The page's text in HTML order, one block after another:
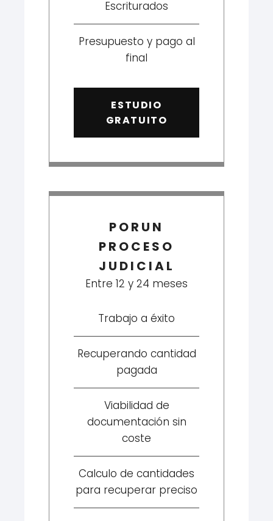
Escriturados
Presupuesto y pago al
final
ESTUDIO
GRATUITO
PORUN
PROCESO
JUDICIAL
Entre 12 y 24 meses
Trabajo a éxito
Recuperando cantidad
pagada
Viabilidad de
documentación sin
coste
Calculo de cantidades
para recuperar preciso